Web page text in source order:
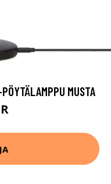
MUSTA